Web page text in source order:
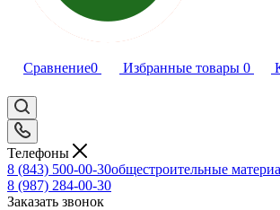
Сравнение0 Избранные товары 0
Телефоны
8 (843) 500-00-30общестроительные
8 (987) 284-00-30
Заказать звонок